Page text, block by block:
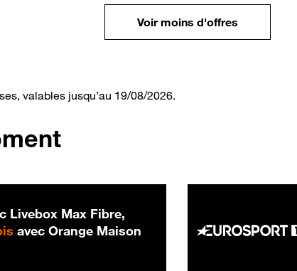
Voir moins d'offres
valables jusqu’au 19/08/2026.
Livebox Max Fibre,
20 € par mois
avec Orange Maison